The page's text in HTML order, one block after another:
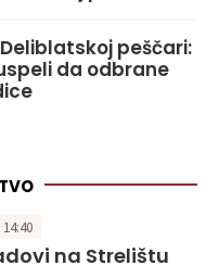
peščari:
da odbrane
na Strelištu